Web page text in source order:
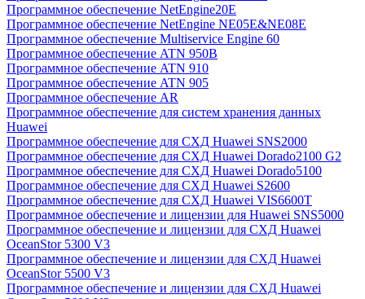
Программное обеспечение NetEngine20E
Программное обеспечение NetEngine NE05E&NE08E
Программное обеспечение Multiservice Engine 60
Программное обеспечение ATN 950B
Программное обеспечение ATN 910
Программное обеспечение ATN 905
Программное обеспечение AR
Программное обеспечение для систем хранения данных
Huawei
Программное обеспечение для СХД Huawei SNS2000
Программное обеспечение для СХД Huawei Dorado2100 G2
Программное обеспечение для СХД Huawei Dorado5100
Программное обеспечение для СХД Huawei S2600
Программное обеспечение для СХД Huawei VIS6600T
Программное обеспечение и лицензии для Huawei SNS5000
Программное обеспечение и лицензии для СХД Huawei
OceanStor 5300 V3
Программное обеспечение и лицензии для СХД Huawei
OceanStor 5500 V3
Программное обеспечение и лицензии для СХД Huawei